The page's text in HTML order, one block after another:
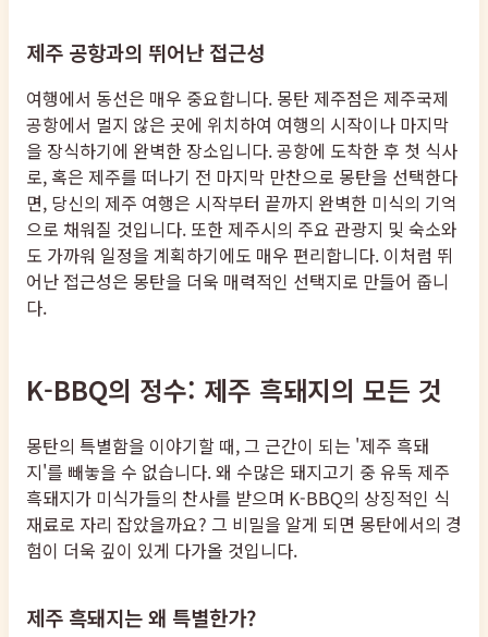
제주 공항과의 뛰어난 접근성
여행에서 동선은 매우 중요합니다. 몽탄 제주점은 제주국제
공항에서 멀지 않은 곳에 위치하여 여행의 시작이나 마지막
을 장식하기에 완벽한 장소입니다. 공항에 도착한 후 첫 식사
로, 혹은 제주를 떠나기 전 마지막 만찬으로 몽탄을 선택한다
면, 당신의 제주 여행은 시작부터 끝까지 완벽한 미식의 기억
으로 채워질 것입니다. 또한 제주시의 주요 관광지 및 숙소와
도 가까워 일정을 계획하기에도 매우 편리합니다. 이처럼 뛰
어난 접근성은 몽탄을 더욱 매력적인 선택지로 만들어 줍니
다.
K-BBQ의 정수: 제주 흑돼지의 모든 것
몽탄의 특별함을 이야기할 때, 그 근간이 되는 '제주 흑돼
지'를 빼놓을 수 없습니다. 왜 수많은 돼지고기 중 유독 제주
흑돼지가 미식가들의 찬사를 받으며 K-BBQ의 상징적인 식
재료로 자리 잡았을까요? 그 비밀을 알게 되면 몽탄에서의 경
험이 더욱 깊이 있게 다가올 것입니다.
제주 흑돼지는 왜 특별한가?